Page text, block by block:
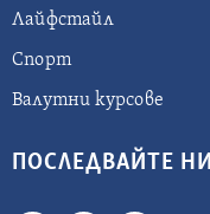
Лайфстайл
Спорт
Валутни курсове
ПОСЛЕДВАЙТЕ НИ